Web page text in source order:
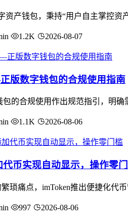
资产钱包，秉持“用户自主掌控
1.2K 2026-08-07
版数字钱包的合规使用指南
包的合规使用作出规范指引，明
1.1K 2026-08-06
币实现自动显示，操作零
琐痛点，imToken推出便捷化代
997 2026-08-06